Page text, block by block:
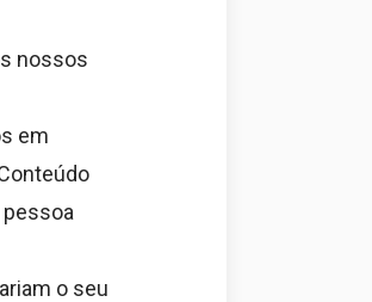
nossos
em
o seu